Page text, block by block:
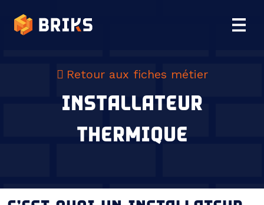
Retour aux fiches métier
INSTALLATEUR
THERMIQUE